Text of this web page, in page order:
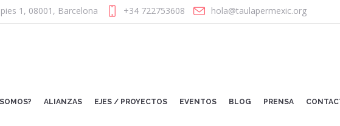
1 , 08001 , Barcelona +34 722753608 hola@taulapermexic.org
ALIANZAS EJES / PROYECTOS EVENTOS BLOG PRENSA